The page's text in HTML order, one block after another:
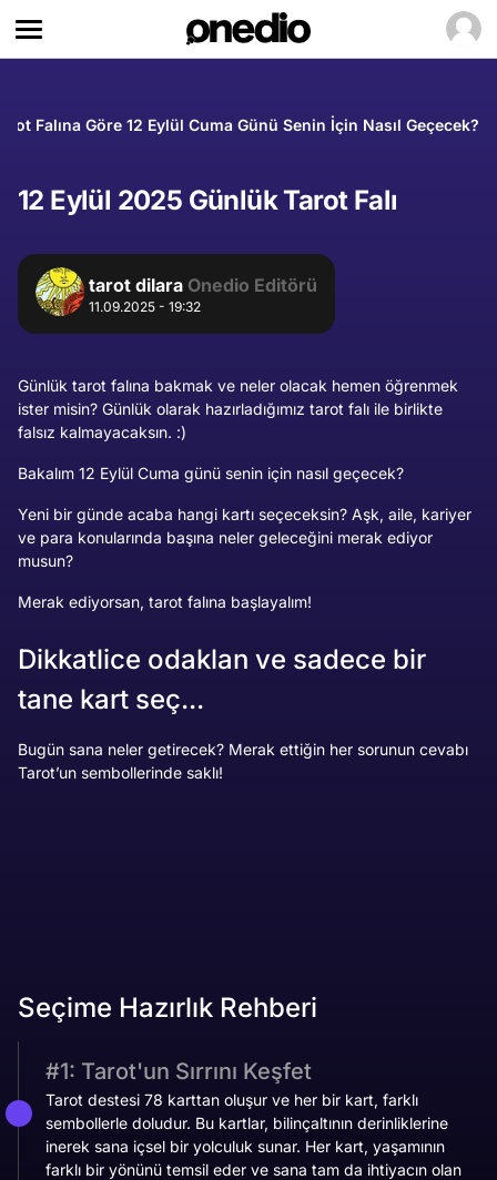
Falına Göre 12 Eylül Cuma Günü Senin İçin Nasıl Geçecek?
12 Eylül 2025 Günlük Tarot Falı
tarot dilara Onedio Editörü
11.09.2025 - 19:32
Günlük tarot falına bakmak ve neler olacak hemen öğrenmek
ister misin? Günlük olarak hazırladığımız tarot falı ile birlikte
falsız kalmayacaksın. :)
Bakalım 12 Eylül Cuma günü senin için nasıl geçecek?
Yeni bir günde acaba hangi kartı seçeceksin? Aşk, aile, kariyer
ve para konularında başına neler geleceğini merak ediyor
musun?
Merak ediyorsan, tarot falına başlayalım!
Dikkatlice odaklan ve sadece bir
tane kart seç...
Bugün sana neler getirecek? Merak ettiğin her sorunun cevabı
Tarot’un sembollerinde saklı!
Seçime Hazırlık Rehberi
#1: Tarot'un Sırrını Keşfet
Tarot destesi 78 karttan oluşur ve her bir kart, farklı
sembollerle doludur. Bu kartlar, bilinçaltının derinliklerine
inerek sana içsel bir yolculuk sunar. Her kart, yaşamının
farklı bir yönünü temsil eder ve sana tam da ihtiyacın olan